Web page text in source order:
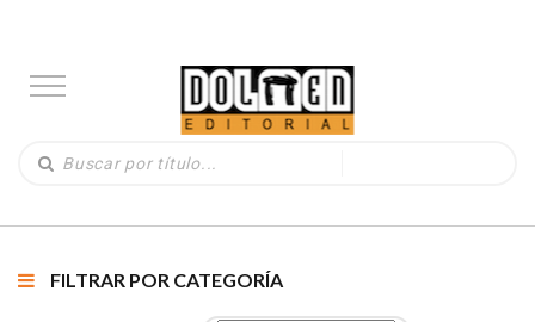
FILTRAR POR CATEGORÍA